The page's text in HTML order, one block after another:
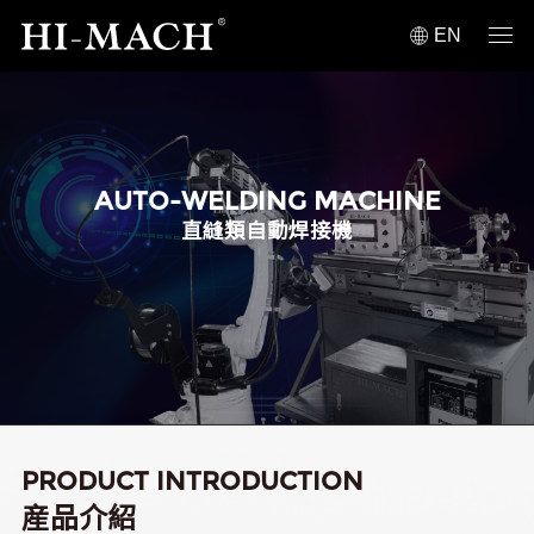
EN
AUTO-WELDING MACHINE
直縫類自動焊接機
PRODUCT INTRODUCTION
産品介紹